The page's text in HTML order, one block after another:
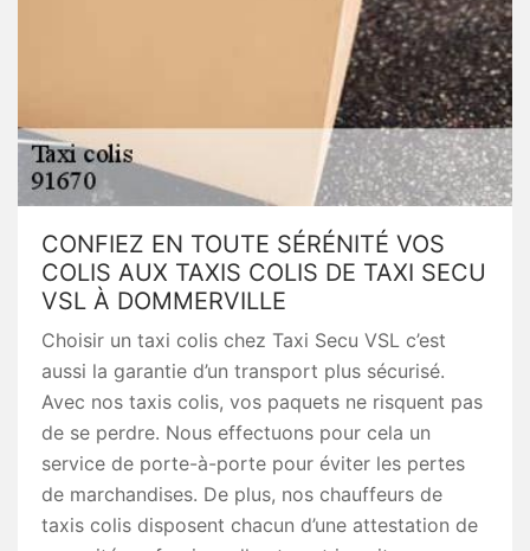
CONFIEZ EN TOUTE SÉRÉNITÉ VOS
COLIS AUX TAXIS COLIS DE TAXI SECU
VSL À DOMMERVILLE
Choisir un taxi colis chez Taxi Secu VSL c’est
aussi la garantie d’un transport plus sécurisé.
Avec nos taxis colis, vos paquets ne risquent pas
de se perdre. Nous effectuons pour cela un
service de porte-à-porte pour éviter les pertes
de marchandises. De plus, nos chauffeurs de
taxis colis disposent chacun d’une attestation de